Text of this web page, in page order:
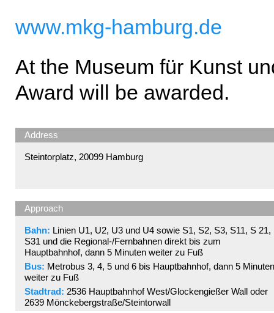
www.mkg-hamburg.de
At the Museum für Kunst
Award will be awarded.
Address
Steintorplatz, 20099 Hamburg
Approach
Bahn: Linien U1, U2, U3 und U4 sowie S1, S2, S3, S11, S 21,
S31 und die Regional-/Fernbahnen direkt bis zum
Hauptbahnhof, dann 5 Minuten weiter zu Fuß
Bus: Metrobus 3, 4, 5 und 6 bis Hauptbahnhof, dann 5 Minuten
weiter zu Fuß
Stadtrad: 2536 Hauptbahnhof West/Glockengießer Wall oder
2639 Mönckebergstraße/Steintorwall